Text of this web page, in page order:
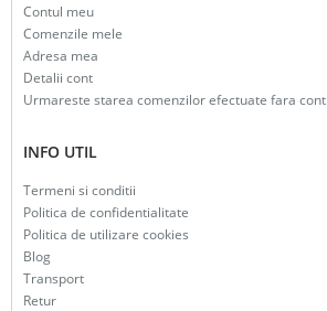
Contul meu
Comenzile mele
Adresa mea
Detalii cont
Urmareste starea comenzilor efectuate fara cont
INFO UTIL
Termeni si conditii
Politica de confidentialitate
Politica de utilizare cookies
Blog
Transport
Retur